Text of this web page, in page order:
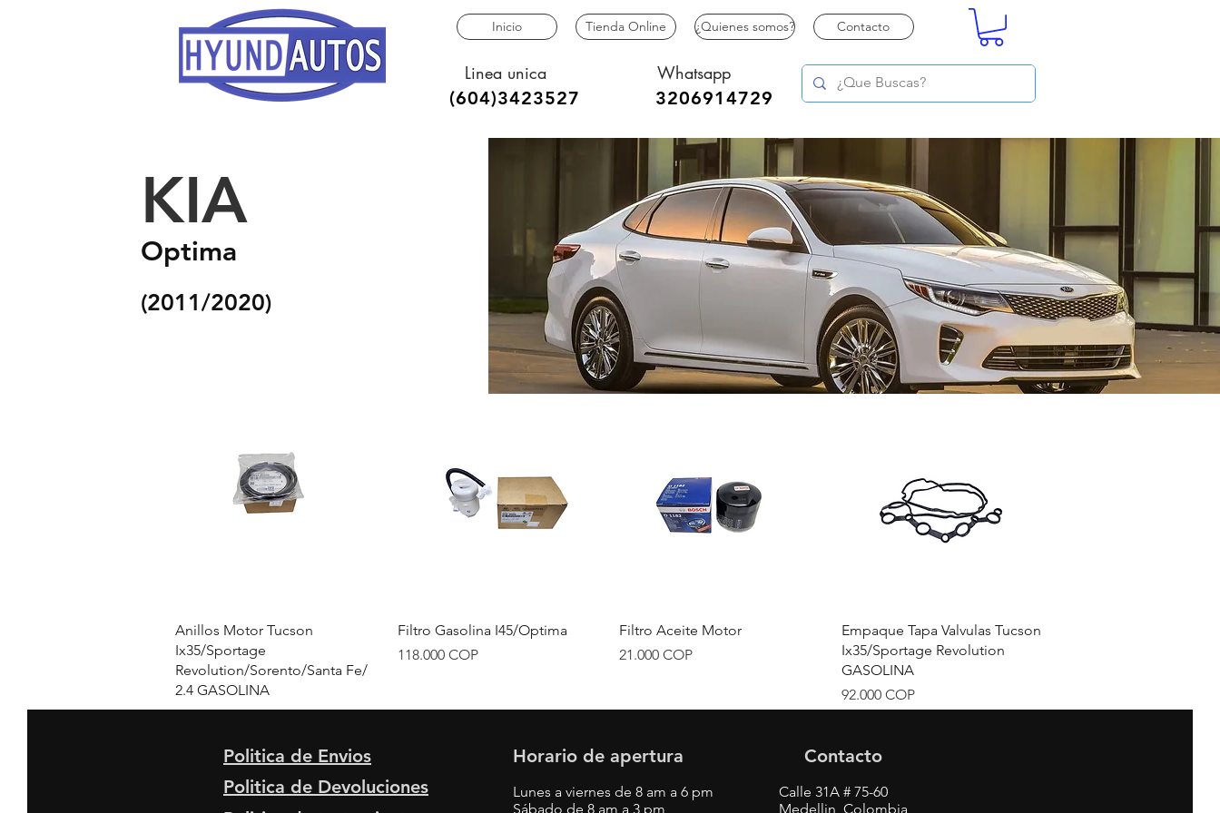
Inicio Tienda Online ¿Quienes somos? Contacto
(604)3423527
Linea unica
3206914729
Whatsapp
KIA
Optima
(2011/2020)
Vista rápida
Anillos Motor Tucson
Ix35/Sportage
Revolution/Sorento/Santa Fe/
2.4 GASOLINA
Precio
498.000 COP
Vista rápida
Filtro Gasolina I45/Optima
Precio
118.000 COP
Vista rápida
Filtro Aceite Motor
Precio
21.000 COP
Vista rápida
Empaque Tapa Valvulas Tucson
Ix35/Sportage Revolution
GASOLINA
Precio
92.000 COP
Politica de Envios
Politica de Devoluciones
Horario de apertura
Lunes a viernes de 8 am a 6 pm
Sábado de 8 am a 3 pm
Contacto
Calle 31A # 75-60
Medellin, Colombia